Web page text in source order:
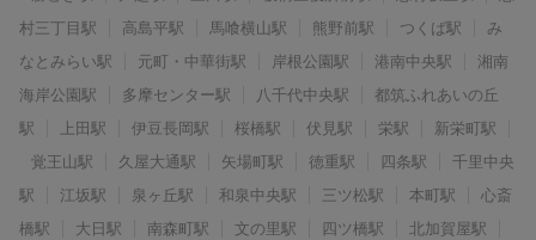
村三丁目駅
高島平駅 馬喰横山駅 熊野前駅 つくば駅
み
なとみらい駅
元町・中華街駅 岸根公園駅 港南中央駅
湘南
海岸公園駅
多摩センター駅 八千代中央駅
都筑ふれあいの丘
駅
上田駅 伊豆長岡駅 桜橋駅 伏見駅 栄駅
新栄町駅
覚王山駅
久屋大通駅 矢場町駅 徳重駅 四条駅
千里中央
駅
江坂駅 泉ヶ丘駅 和泉中央駅 三ツ松駅 本町駅
心斎
橋駅
大日駅 南森町駅 文の里駅 四ツ橋駅
北加賀屋駅